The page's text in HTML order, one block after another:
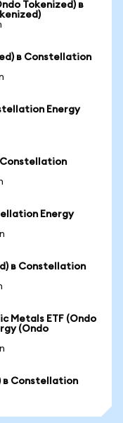
Tokenized) в
в Constellation
Energy
Constellation
Energy
в Constellation
Metals ETF (Ondo
(Ondo
в Constellation